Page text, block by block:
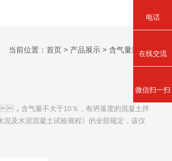
当前位置： 首页 > 产品展示 > 含气量测定仪>
含气量不大于10％，有坍落度的混凝土拌
及水泥混凝土试验规程》的全部规定，该仪
电话
在线交流
微信扫一扫